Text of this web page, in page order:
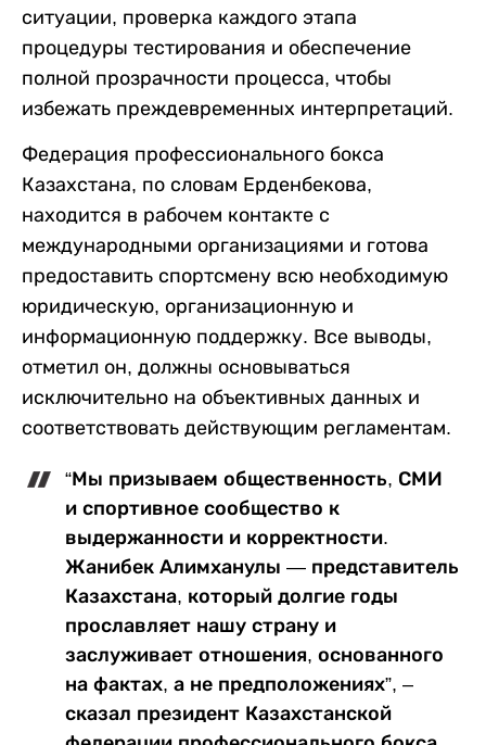
ситуации, проверка каждого этапа
процедуры тестирования и обеспечение
полной прозрачности процесса, чтобы
избежать преждевременных интерпретаций.
Федерация профессионального бокса
Казахстана, по словам Ерденбекова,
находится в рабочем контакте с
международными организациями и готова
предоставить спортсмену всю необходимую
юридическую, организационную и
информационную поддержку. Все выводы,
отметил он, должны основываться
исключительно на объективных данных и
соответствовать действующим регламентам.
“Мы призываем общественность, СМИ
и спортивное сообщество к
выдержанности и корректности.
Жанибек Алимханулы — представитель
Казахстана, который долгие годы
прославляет нашу страну и
заслуживает отношения, основанного
на фактах, а не предположениях”, –
сказал президент Казахстанской